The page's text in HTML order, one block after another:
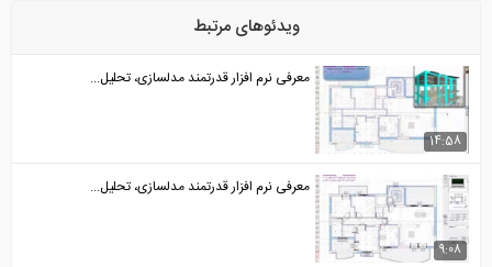
ویدئوهای مرتبط
14:58
معرفی نرم افزار قدرتمند مدلسازی، تحلیل...
9:08
معرفی نرم افزار قدرتمند مدلسازی، تحلیل...